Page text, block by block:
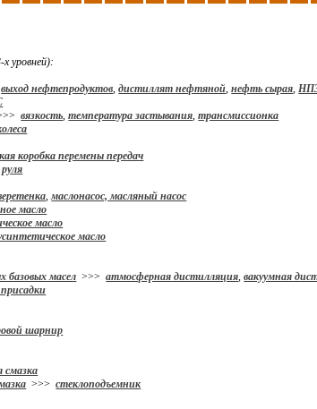
уровней):
выход нефтепродуктов,дистиллят нефтяной,нефть сырая,
вязкость,температура застывания,трансмиссионка
коробка перемены передач
,маслонасос, масляный насос
масло
масло
масло
базовых масел >>>атмосферная дистилляция,вакуумная
шарнир
смазка
>>>стеклоподъемник